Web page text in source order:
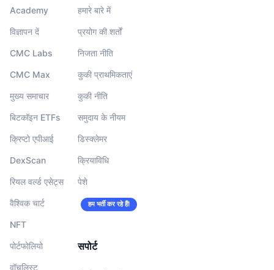
Academy
विज्ञापन दें
CMC Labs
CMC Max
मुख्य समाचार
बिटकॉइन ETFs
क्रिप्टो एपीआई
DexScan
रियल वर्ल्ड एसेट्स
वैश्विक चार्ट
NFT
पोर्टफोलियो
वॉचलिस्‍ट
हमारे बारे में
प्रयोग की शर्तों
निजता नीति
कुकी प्राथमिकताएं
कुकी नीति
समुदाय के नीयम
डिस्क्लेमर
क्रियाविधि
पेशे
हम भर्ती कर रहे हैं!
सपोर्ट